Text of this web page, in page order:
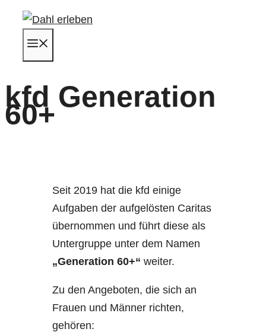
Zum
Inhalt
springen
kfd Generation
60+
Seit 2019 hat die kfd einige
Aufgaben der aufgelösten Caritas
übernommen und führt diese als
Untergruppe unter dem Namen
„Generation 60+“ weiter.
Zu den Angeboten, die sich an
Frauen und Männer richten,
gehören: